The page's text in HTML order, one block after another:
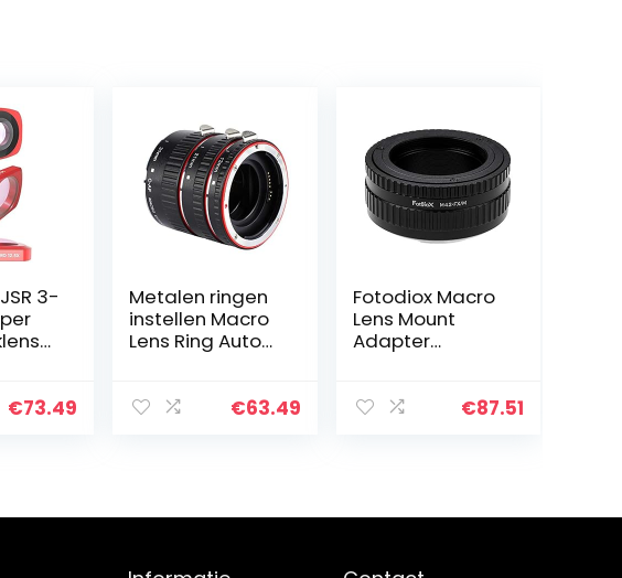
3-
€73.49
Metalen ringen
instellen Macro
Lens Ring Auto
e
€63.49
Fotodiox Macro
Lens Mount
Adapter
Select Type 1€87.51